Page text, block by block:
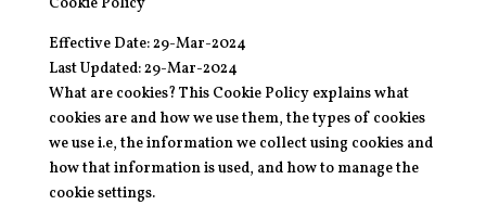
Effective Date: 29-Mar-2024
Last Updated: 29-Mar-2024
What are cookies? This Cookie Policy explains what
cookies are and how we use them, the types of cookies
we use i.e, the information we collect using cookies and
how that information is used, and how to manage the
cookie settings.